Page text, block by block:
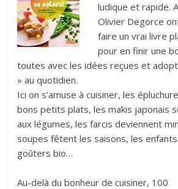
ludique et rapide.
Olivier Degorce
faire un vrai livre
pour en finir une
toutes avec les idées reçues et
» au quotidien.
Ici on s’amuse à cuisiner, les
bons petits plats, les makis japonais
aux légumes, les farcis deviennent
soupes fêtent les saisons, les
goûters bio…
Au-delà du bonheur de cuisiner, 100